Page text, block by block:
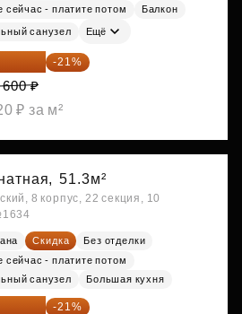
сейчас - платите потом
Балкон
санузел Ещё
094 ₽ -21%
600 ₽
₽ за м²
51.3м²
8 корпус, 22 секция, 10
Скидка
Без отделки
сейчас - платите потом
санузел
Большая кухня
087 ₽ -21%